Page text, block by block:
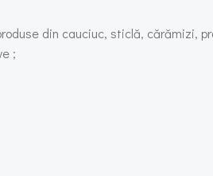
din cauciuc, sticlă, cărămizi,
;